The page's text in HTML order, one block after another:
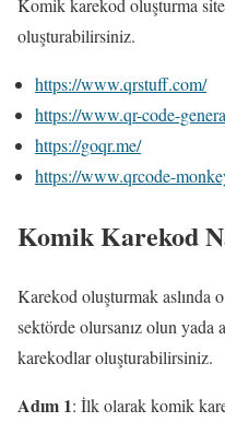
Komik karekod oluşturma
oluşturabilirsiniz.
https://www.qrstuff.com/
https://www.qr-code-
https://goqr.me/
https://www.qrcode-
Komik Karekod
Karekod oluşturmak aslında
sektörde olursanız olun yada
karekodlar oluşturabilirsiniz.
Adım 1: İlk olarak komik